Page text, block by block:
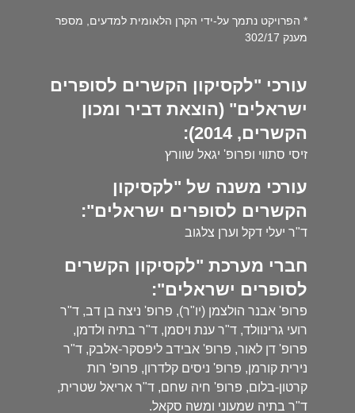
* הפרויקט נתמך על-ידי הקרן הלאומית למדעים, מספר
מענק 302/17
עורכי "לקסיקון הקשרים לסופרים
ישראלים" (הוצאת דביר ומכון
הקשרים, 2014):
זיסי סתווי ופרופ' יגאל שוורץ
עורכי משנה של "לקסיקון
הקשרים לסופרים ישראלים":
ד"ר יעלי דקל וערן צלגוב
חברי מערכת "לקסיקון הקשרים
לסופרים ישראלים":
פרופ' אבנר הולצמן (יו"ר), פרופ' ניצה בן דב, ד"ר
רועי גרינוולד, ד"ר ענת ויסמן, ד"ר בתיה ולדמן,
פרופ' דן לאור, פרופ' אבידב ליפסקר-אלבק, ד"ר
נירית קורמן, פרופ' ניסים קלדרון, פרופ' רות
קרטון-בלום, פרופ' חיה שחם, ד"ר אריאל שטרית,
ד"ר בתיה שמעוני ומשה סקאל.